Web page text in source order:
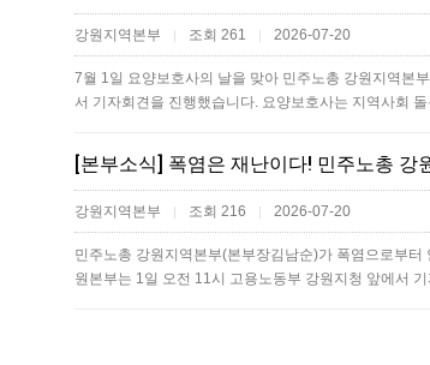
강원지역본부 | 조회 261 | 2026-07-20
7월 1일 요양보호사의 날을 맞아 민주노총 강원지역본
서 기자회견을 진행했습니다. 요양보호사는 지역사회
[본부소식] 폭염은 재난이다! 민주노총 강
강원지역본부 | 조회 216 | 2026-07-20
민주노총 강원지역본부(본부장김남순)가 폭염으로부
원본부는 1일 오전 11시 고용노동부 강원지청 앞에서